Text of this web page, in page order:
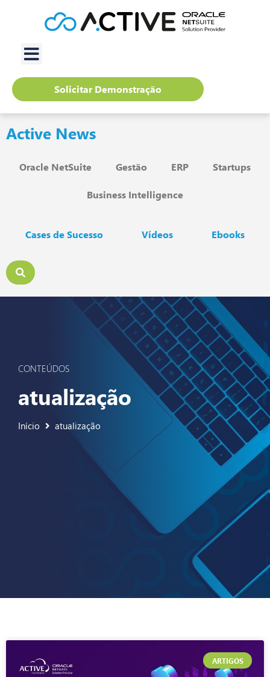
Solicitar Demonstração
Active News
Oracle NetSuite Gestão ERP Startups
Business Intelligence
Cases de Sucesso Vídeos Ebooks
CONTEÚDOS
atualização
Início atualização
ARTIGOS